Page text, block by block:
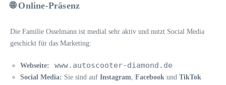
🌐 Online-Präsenz
Die Familie Osselmann ist medial sehr aktiv und nutzt Social Media
geschickt für das Marketing:
Webseite: www.autoscooter-diamond.de
Social Media: Sie sind auf Instagram, Facebook und TikTok